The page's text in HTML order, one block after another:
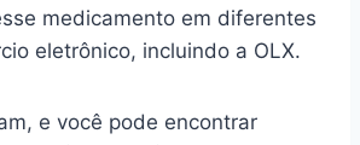
medicamento em diferentes
eletrônico, incluindo a OLX.
e você pode encontrar